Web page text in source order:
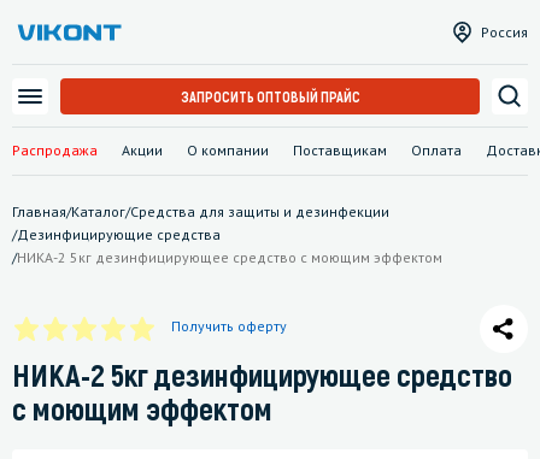
Распродажа Акции О компании Поставщикам Оплата
Россия
ЗАПРОСИТЬ ОПТОВЫЙ ПРАЙС
Главная/Каталог/Средства для защиты и дезинфекции
/Дезинфицирующие средства
/НИКА-2 5кг дезинфицирующее средство с моющим эффектом
Получить оферту
НИКА-2 5кг дезинфицирующее средство
с моющим эффектом